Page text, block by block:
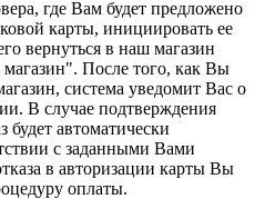
где Вам будет предложено
карты, инициировать ее
вернуться в наш магазин
После того, как Вы
система уведомит Вас о
В случае подтверждения
будет автоматически
с заданными Вами
в авторизации карты Вы
оплаты.